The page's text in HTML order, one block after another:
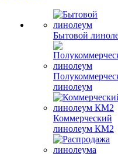
Бытовой
линолеум
Коммерческий
линолеум КМ2